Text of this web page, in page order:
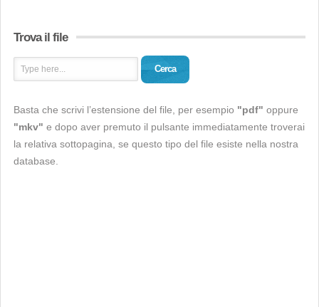
Trova il file
Cerca
Basta che scrivi l’estensione del file, per esempio "pdf" oppure
"mkv" e dopo aver premuto il pulsante immediatamente troverai
la relativa sottopagina, se questo tipo del file esiste nella nostra
database.